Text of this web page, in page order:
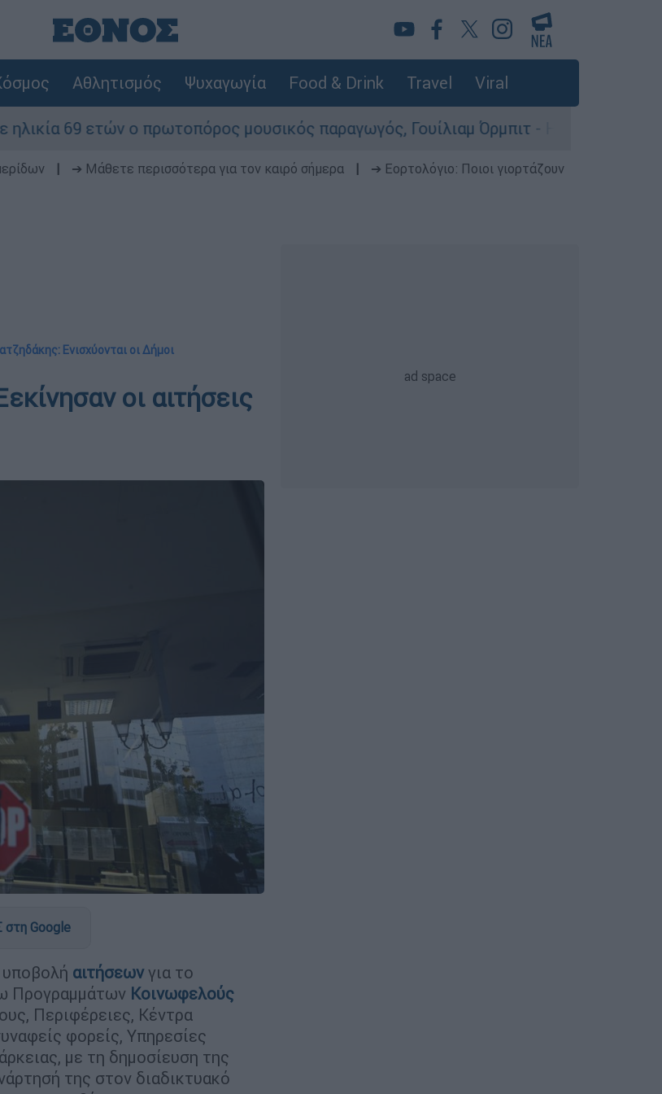
Αθλητισμός Ψυχαγωγία Food & Drink Travel Viral
ο πρωτοπόρος μουσικός παραγωγός, Γουίλιαμ Όρμπιτ - Η καθοριστική συμβολή
➔ Μάθετε περισσότερα για τον καιρό σήμερα
➔ Εορτολόγιο: Ποιοι γιορτάζουν
Ενισχύονται οι Δήμοι
οι αιτήσεις
Google
υποβολή αιτήσεωνγια το
Προγραμμάτων Κοινωφελούς
Περιφέρειες, Κέντρα
φορείς, Υπηρεσίες
με τη δημοσίευση της
της στον διαδικτυακό